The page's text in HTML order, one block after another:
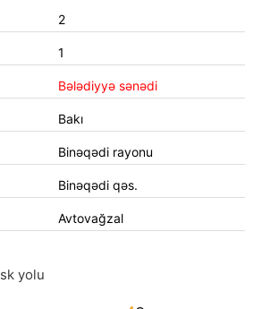
2
1
Bələdiyyə sənədi
Bakı
Binəqədi rayonu
Binəqədi qəs.
Avtovağzal
yolu